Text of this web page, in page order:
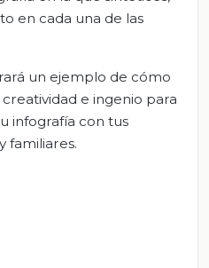
en cada una de las
un ejemplo de cómo
e ingenio para
infografía con tus
familiares.